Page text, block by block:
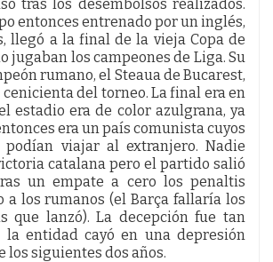
tras los desembolsos realizados.
entonces entrenado por un inglés,
llegó a la final de la vieja Copa de
jugaban los campeones de Liga. Su
rumano, el Steaua de Bucarest,
del torneo. La final era en
estadio era de color azulgrana, ya
era un país comunista cuyos
podían viajar al extranjero. Nadie
catalana pero el partido salió
un empate a cero los penaltis
los rumanos (el Barça fallaría los
que lanzó). La decepción fue tan
la entidad cayó en una depresión
los siguientes dos años.